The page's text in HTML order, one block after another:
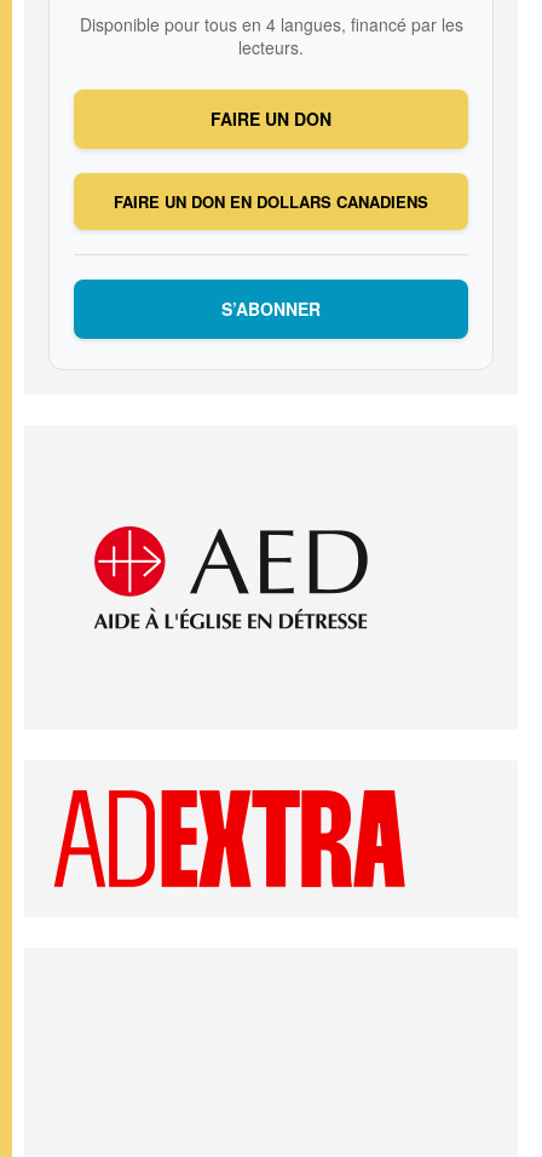
Disponible pour tous en 4 langues, financé par les
lecteurs.
FAIRE UN DON
FAIRE UN DON EN DOLLARS CANADIENS
S’ABONNER